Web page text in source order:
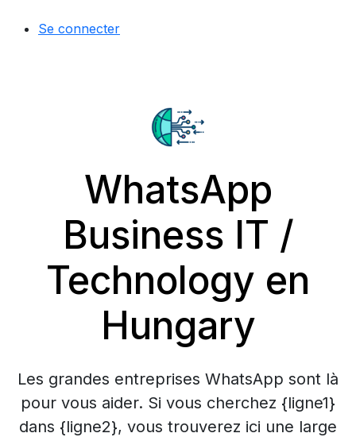
Se connecter
WhatsApp
Business IT /
Technology en
Hungary
Les grandes entreprises WhatsApp sont là
pour vous aider. Si vous cherchez {ligne1}
dans {ligne2}, vous trouverez ici une large